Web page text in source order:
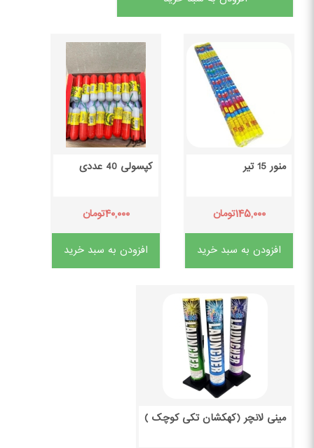
منور 15 تیر
۱۴۵,۰۰۰تومان
افزودن به سبد خرید
کپسولی 40 عددی
۴۰,۰۰۰تومان
افزودن به سبد خرید
مینی لانچر (کهکشان تکی کوچک )